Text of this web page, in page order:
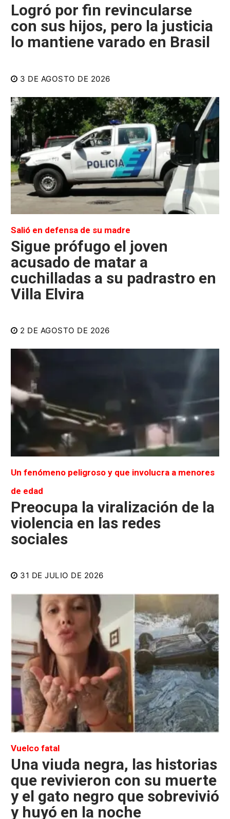
Logró por fin revincularse
con sus hijos, pero la justicia
lo mantiene varado en Brasil
3 DE AGOSTO DE 2026
Salió en defensa de su madre
Sigue prófugo el joven
acusado de matar a
cuchilladas a su padrastro en
Villa Elvira
2 DE AGOSTO DE 2026
Un fenómeno peligroso y que involucra a menores
de edad
Preocupa la viralización de la
violencia en las redes
sociales
31 DE JULIO DE 2026
Vuelco fatal
Una viuda negra, las historias
que revivieron con su muerte
y el gato negro que sobrevivió
y huyó en la noche